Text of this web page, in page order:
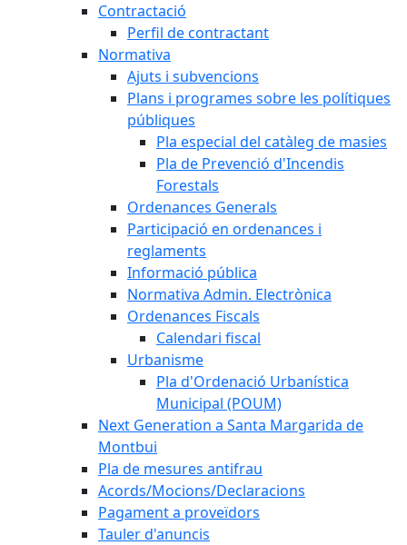
Contractació
Perfil de contractant
Normativa
Ajuts i subvencions
Plans i programes sobre les polítiques
públiques
Pla especial del catàleg de masies
Pla de Prevenció d'Incendis
Forestals
Ordenances Generals
Participació en ordenances i
reglaments
Informació pública
Normativa Admin. Electrònica
Ordenances Fiscals
Calendari fiscal
Urbanisme
Pla d'Ordenació Urbanística
Municipal (POUM)
Next Generation a Santa Margarida de
Montbui
Pla de mesures antifrau
Acords/Mocions/Declaracions
Pagament a proveïdors
Tauler d'anuncis